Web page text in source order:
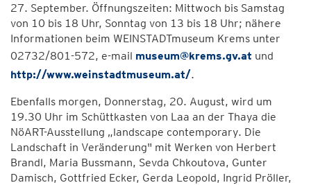
27. September. Öffnungszeiten: Mittwoch bis Samstag
von 10 bis 18 Uhr, Sonntag von 13 bis 18 Uhr; nähere
Informationen beim WEINSTADTmuseum Krems unter
02732/801-572, e-mail museum@krems.gv.at und
http://www.weinstadtmuseum.at/.
Ebenfalls morgen, Donnerstag, 20. August, wird um
19.30 Uhr im Schüttkasten von Laa an der Thaya die
NöART-Ausstellung „landscape contemporary. Die
Landschaft in Veränderung" mit Werken von Herbert
Brandl, Maria Bussmann, Sevda Chkoutova, Gunter
Damisch, Gottfried Ecker, Gerda Leopold, Ingrid Pröller,